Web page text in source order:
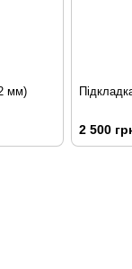
мм)
2 500